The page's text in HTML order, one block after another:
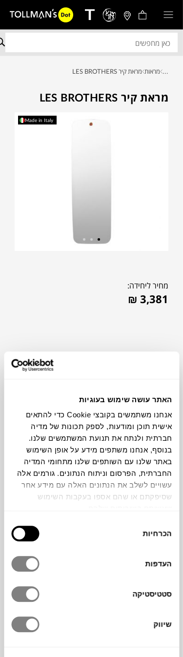
האתר עושה שימוש בעוגיות
אנחנו משתמשים בקובצי Cookie כדי להתאים
אישית תוכן ומודעות, לספק תכונות של מדיה
חברתית ולנתח את תנועת המשתמשים שלנו.
בנוסף, אנחנו משתפים מידע על אופן השימוש
באתר שלנו עם השותפים שלנו מתחומי המדיה
החברתית, הפרסום וניתוח הנתונים. גורמים אלה
עשויים לשלב את הנתונים האלה עם מידע אחר
שסיפקתם או שהם אספו בעקבות השימוש
הסכמה
הכרחיות
העדפות
סטטיסטיקה
שיווק
... מראות מראת קיר LES BROTHERS
מראת קיר LES BROTHERS
Made in Italy
מחיר ליחידה:
₪ 3,381
להדמיית AI Design
תוכלו למצוא אותי ב:
צבעים
מראת קיר מינימליסטית ונטולת מסגרת, תלויה
חלל בבית או במשרד.